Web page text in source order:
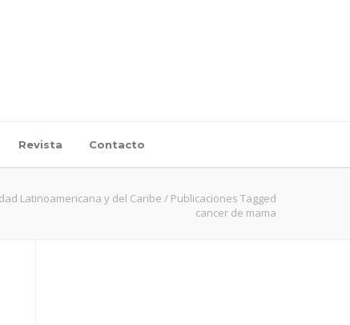
Revista Contacto
Latinoamericana y del Caribe / Publicaciones Tagged
cancer de mama